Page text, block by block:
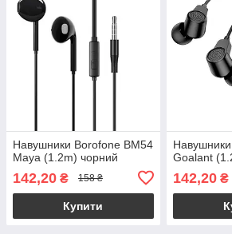
Навушники Borofone BM54
Maya (1.2m) чорний
142,20 ₴ 158 ₴
Купити
Goalant
142,20₴